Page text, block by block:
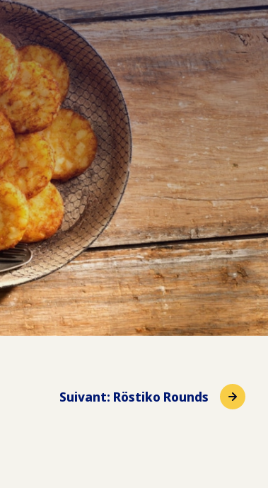
Suivant: Röstiko Rounds